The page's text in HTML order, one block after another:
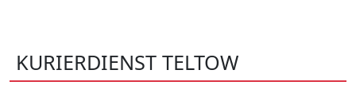
KURIERDIENST TELTOW